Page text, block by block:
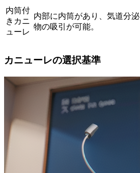
内筒付
きカニ
ューレ
内部に内筒があり、気道分泌
物の吸引が可能。
カニューレの選択基準